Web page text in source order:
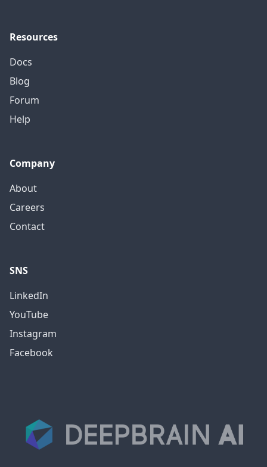
Resources
Docs
Blog
Forum
Help
Company
About
Careers
Contact
SNS
LinkedIn
YouTube
Instagram
Facebook